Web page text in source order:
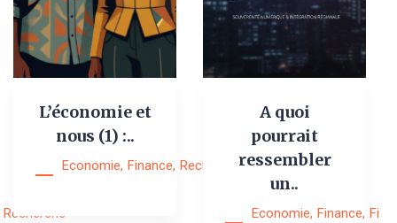
Recherche
L’économie et
nous (1) :..
Economie, Finance, Recherche, Research
Notes
A quoi
pourrait
ressembler
un..
Economie, Finance,